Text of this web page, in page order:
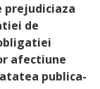
prejudiciaza
de
afectiune
publica-